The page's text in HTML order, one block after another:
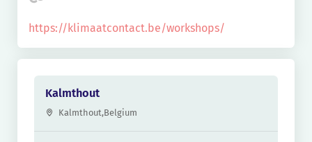
https://klimaatcontact.be/workshops/
Kalmthout
Kalmthout,Belgium